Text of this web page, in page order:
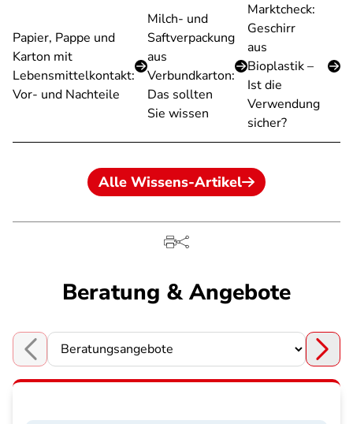
Papier, Pappe und
Karton mit
Lebensmittelkontakt:
Vor- und Nachteile
Milch- und
Saftverpackung
aus
Verbundkarton:
Das sollten
Sie wissen
Marktcheck:
Geschirr
aus
Bioplastik –
Ist die
Verwendung
sicher?
Alle Wissens-Artikel
Beratung & Angebote
Choose a section